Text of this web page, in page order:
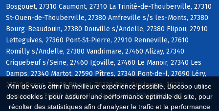
Afin de vous offrir la meilleure expérience possible, Biocoop utilise
des cookies : pour assurer une performance optimale du site, pour
récolter des statistiques afin d'analyser le trafic et la performance
Bosgouet, 27310 Caumont, 27310 La Trinité-de-Thouberville, 27310
St-Ouen-de-Thouberville, 27380 Amfreville s/s les-Monts, 27380
Bourg-Beaudouin, 27380 Douville s/Andelle, 27380 Flipou, 27910
Letteguives, 27360 Pont-St-Pierre, 27910 Renneville, 27610
Romilly s/Andelle, 27380 Vandrimare, 27460 Alizay, 27340
Criquebeuf s/Seine, 27460 Igoville, 27460 Le Manoir, 27340 Les
Damps, 27340 Martot, 27590 Pîtres, 27340 Pont-de-l, 27690 Léry,
27740 Poses, 76420 Bihorel, 76230 Bois-Guillaume, 76230
Isneauville, 76920 Amfreville-la-Mi-Voie, 76240 Belbeuf